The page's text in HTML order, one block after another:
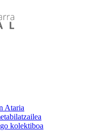
Ataria
kolektiboa